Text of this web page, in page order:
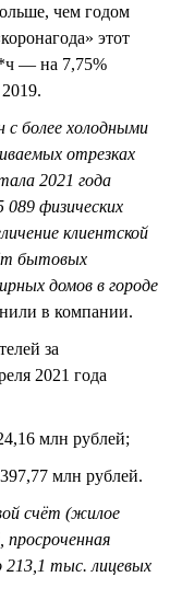
чем годом
этот
— на 7,75%
с более холодными
отрезках
2021 года
физических
клиентской
бытовых
домов в городе
в компании.
за
2021 года
млн рублей;
млн рублей.
счёт (жилое
просроченная
213,1 тыс. лицевых